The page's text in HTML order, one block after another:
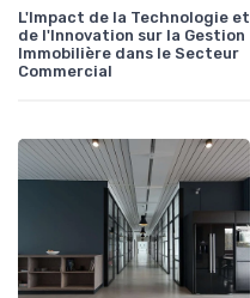
L'Impact de la Technologie et
de l'Innovation sur la Gestion
Immobilière dans le Secteur
Commercial